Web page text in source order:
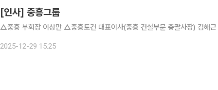
[인사] 중흥그룹
△중흥 부회장 이상만 △중흥토건 대표이사(중흥 건설부문 총괄사장) 김해근
2025-12-29 15:25